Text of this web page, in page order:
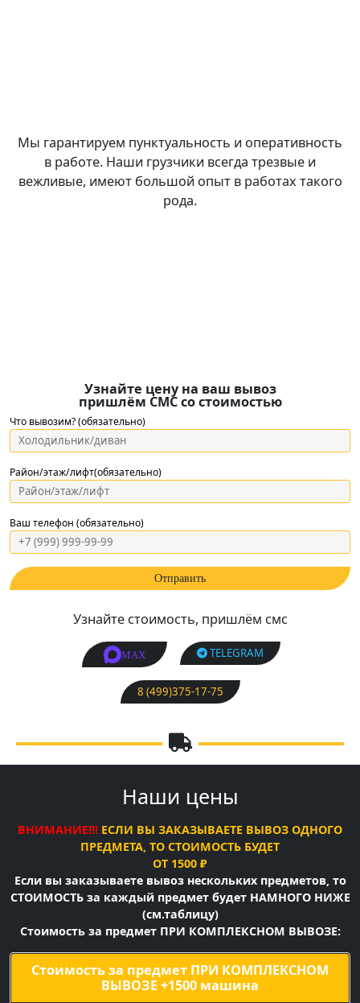
Мы гарантируем пунктуальность и оперативность
в работе. Наши грузчики всегда трезвые и
вежливые, имеют большой опыт в работах такого
рода.
Узнайте цену на ваш вывоз
пришлём СМС со стоимостью
Что вывозим? (обязательно)
Район/этаж/лифт(обязательно)
Ваш телефон (обязательно)
Узнайте стоимость, пришлём смс
MAX TELEGRAM
8 (499)375-17-75
Наши цены
ВНИМАНИЕ!!! ЕСЛИ ВЫ ЗАКАЗЫВАЕТЕ ВЫВОЗ ОДНОГО
ПРЕДМЕТА, ТО СТОИМОСТЬ БУДЕТ
ОТ 1500 ₽
Если вы заказываете вывоз нескольких предметов, то
СТОИМОСТЬ за каждый предмет будет НАМНОГО НИЖЕ
(см.таблицу)
Стоимость за предмет ПРИ КОМПЛЕКСНОМ ВЫВОЗЕ:
Стоимость за предмет ПРИ КОМПЛЕКСНОМ
ВЫВОЗЕ +1500 машина